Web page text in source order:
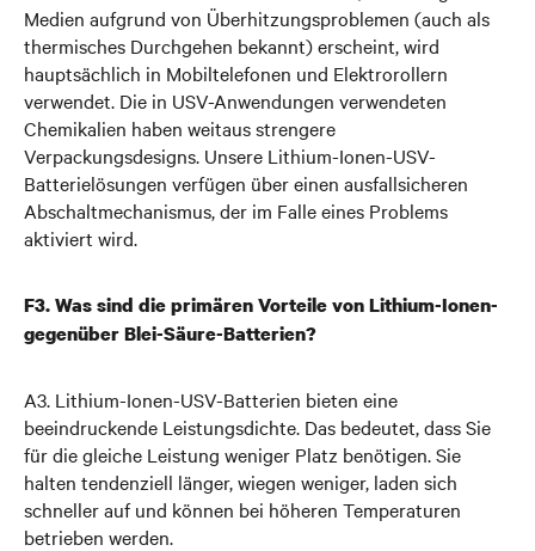
Medien aufgrund von Überhitzungsproblemen (auch als
thermisches Durchgehen bekannt) erscheint, wird
hauptsächlich in Mobiltelefonen und Elektrorollern
verwendet. Die in USV-Anwendungen verwendeten
Chemikalien haben weitaus strengere
Verpackungsdesigns. Unsere Lithium-Ionen-USV-
Batterielösungen verfügen über einen ausfallsicheren
Abschaltmechanismus, der im Falle eines Problems
aktiviert wird.
F3. Was sind die primären Vorteile von Lithium-Ionen-
gegenüber Blei-Säure-Batterien?
A3. Lithium-Ionen-USV-Batterien bieten eine
beeindruckende Leistungsdichte. Das bedeutet, dass Sie
für die gleiche Leistung weniger Platz benötigen. Sie
halten tendenziell länger, wiegen weniger, laden sich
schneller auf und können bei höheren Temperaturen
betrieben werden.